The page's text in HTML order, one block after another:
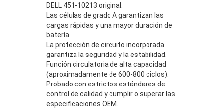
DELL 451-10213 original.
Las células de grado A garantizan las
cargas rápidas y una mayor duración de
batería.
La protección de circuito incorporada
garantiza la seguridad y la estabilidad.
Función circulatoria de alta capacidad
(aproximadamente de 600-800 ciclos).
Probado con estrictos estándares de
control de calidad y cumplir o superar las
especificaciones OEM.